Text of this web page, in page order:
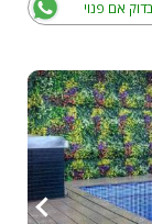
בדוק אם פנוי